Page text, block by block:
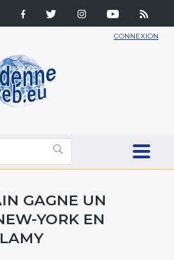
CONNEXION
GAGNE UN
YORK EN